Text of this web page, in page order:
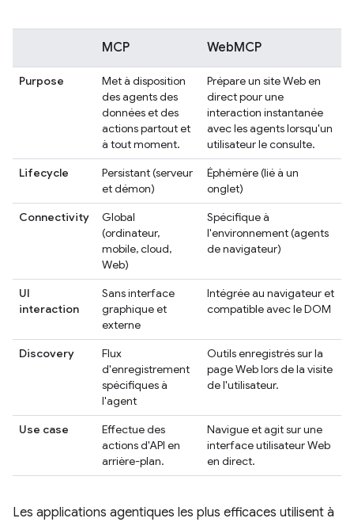
MCP WebMCP
Purpose
Met à disposition
des agents des
données et des
actions partout et
à tout moment.
Prépare un site Web en
direct pour une
interaction instantanée
avec les agents lorsqu'un
utilisateur le consulte.
Lifecycle
Persistant (serveur
et démon)
Éphémère (lié à un
onglet)
Connectivity
Global
(ordinateur,
mobile, cloud,
Web)
Spécifique à
l'environnement (agents
de navigateur)
UI
interaction
Sans interface
graphique et
externe
Intégrée au navigateur et
compatible avec le DOM
Discovery
Flux
d'enregistrement
spécifiques à
l'agent
Outils enregistrés sur la
page Web lors de la visite
de l'utilisateur.
Use case
Effectue des
actions d'API en
arrière-plan.
Navigue et agit sur une
interface utilisateur Web
en direct.
Les applications agentiques les plus efficaces utilisent à